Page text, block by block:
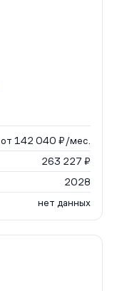
от 142 040 ₽/мес.
263 227 ₽
2028
нет данных